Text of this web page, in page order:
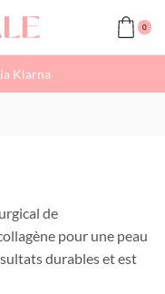
0
Klarna
de
pour une peau
durables et est